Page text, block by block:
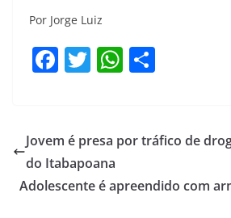
Por Jorge Luiz
F
e
b
o
T
er
W
s
p
e
Jovem é presa por tráfico de
do Itabapoana
Adolescente é apreendido com